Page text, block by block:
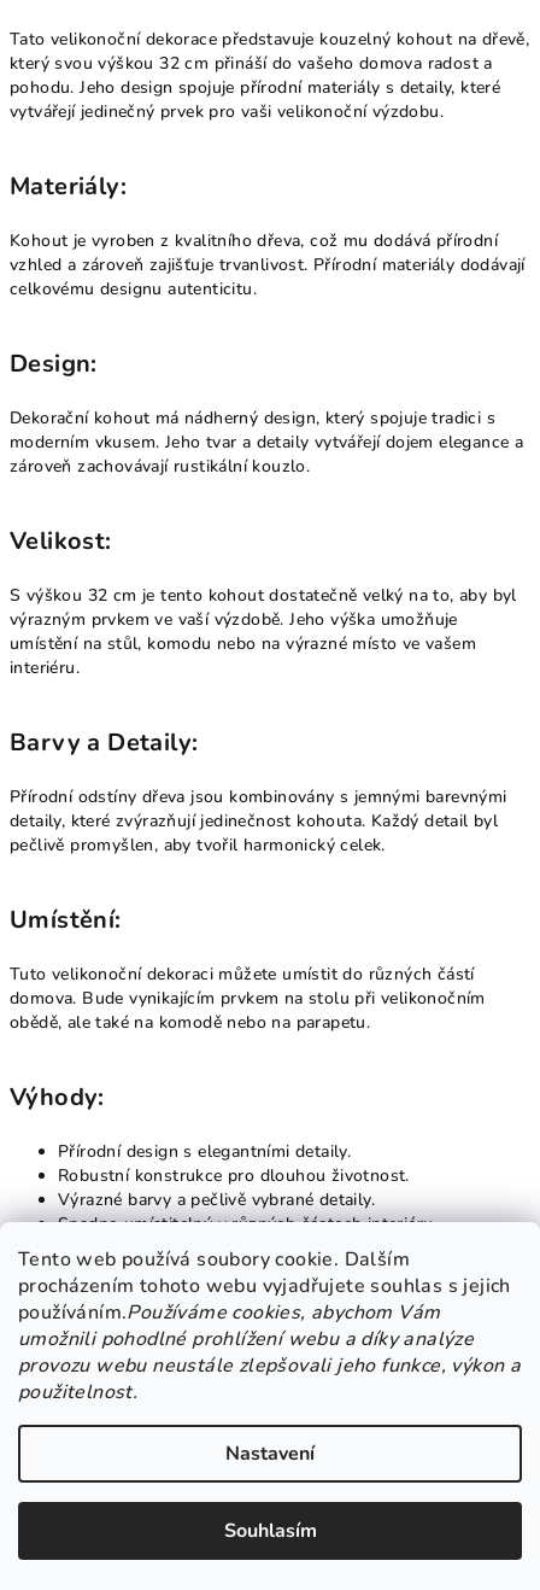
Tento web používá soubory cookie. Dalším
procházením tohoto webu vyjadřujete souhlas s jejich
používáním.Používáme cookies, abychom Vám
umožnili pohodlné prohlížení webu a díky analýze
provozu webu neustále zlepšovali jeho funkce, výkon a
použitelnost.
Nastavení
Souhlasím
Tato velikonoční dekorace představuje kouzelný kohout na dřevě,
který svou výškou 32 cm přináší do vašeho domova radost a
pohodu. Jeho design spojuje přírodní materiály s detaily, které
vytvářejí jedinečný prvek pro vaši velikonoční výzdobu.
Materiály:
Kohout je vyroben z kvalitního dřeva, což mu dodává přírodní
vzhled a zároveň zajišťuje trvanlivost. Přírodní materiály dodávají
celkovému designu autenticitu.
Design:
Dekorační kohout má nádherný design, který spojuje tradici s
moderním vkusem. Jeho tvar a detaily vytvářejí dojem elegance a
zároveň zachovávají rustikální kouzlo.
Velikost:
S výškou 32 cm je tento kohout dostatečně velký na to, aby byl
výrazným prvkem ve vaší výzdobě. Jeho výška umožňuje
umístění na stůl, komodu nebo na výrazné místo ve vašem
interiéru.
Barvy a Detaily:
Přírodní odstíny dřeva jsou kombinovány s jemnými barevnými
detaily, které zvýrazňují jedinečnost kohouta. Každý detail byl
pečlivě promyšlen, aby tvořil harmonický celek.
Umístění:
Tuto velikonoční dekoraci můžete umístit do různých částí
domova. Bude vynikajícím prvkem na stolu při velikonočním
obědě, ale také na komodě nebo na parapetu.
Výhody:
Přírodní design s elegantními detaily.
Robustní konstrukce pro dlouhou životnost.
Výrazné barvy a pečlivě vybrané detaily.
Snadno umístitelný v různých částech interiéru.
Závěr:
Dekorační Velikonoční Kohout na Dřevě o výšce 32 cm je
skvělým doplňkem pro ty, kteří hledají kombinaci přírodní krásy a
velikonoční atmosféry. Tento kouzelný kohout dodá vašemu
domovu výjimečný charakter a bude působit radost a teplo po
celou dobu velikonočních svátků.